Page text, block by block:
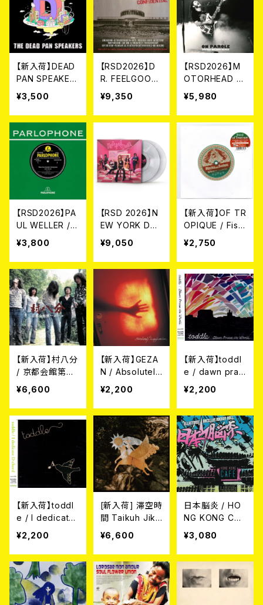
【新入荷】DEAD
PAN SPEAKER
S / Citizen's Li
ghts (CD)
¥3,500
【RSD2026】D
R. FEELGOOD
/ OIL CITY CO
NFIDENTIAL [R
SD 2LP VINYL]
¥9,350
【RSD2026】M
OTORHEAD /
ON PAROLE [5
0TH ANNIVER
SARY REMIX]
[Coloured Vin
yl](LP)
¥5,980
【RSD2026】PA
UL WELLER /
WHEN YOUR
GARDEN’S OV
ERGROWN (LI
VE AT THE BB
C) [RSD 7INC
H VINYL](7")
¥3,800
【RSD 2026】N
EW YORK DOL
LS / ONE DAY
IT WILL PLEAS
E US TO REME
MBER EVEN T
HIS [RSD 2LP
VINYL / COLO
RED VINYL](2L
P)
¥9,050
【新入荷】OF TR
OPIQUE / Fish
cake and Fort
une (7") 【3月
25日発売】
¥2,750
【新入荷】村八分
/ 京都会館第一
ホール <2026 r
emaster> (LP)
¥6,600
【新入荷】GEZA
N / Absolutely
Imagination （2
ndプレス）7イン
チ＋DLコード
¥2,200
【新入荷】toddl
e / dawn prais
e the world (C
¥2,200
【新入荷】toddl
e / I dedicate
D chord (CD)
¥2,200
[新入荷] 滞空時
間 Taikuh Jika
ng / 鳥 (2LP)
¥6,600
日本脳炎 / HO
NG KONG CAF
E CD
¥3,080